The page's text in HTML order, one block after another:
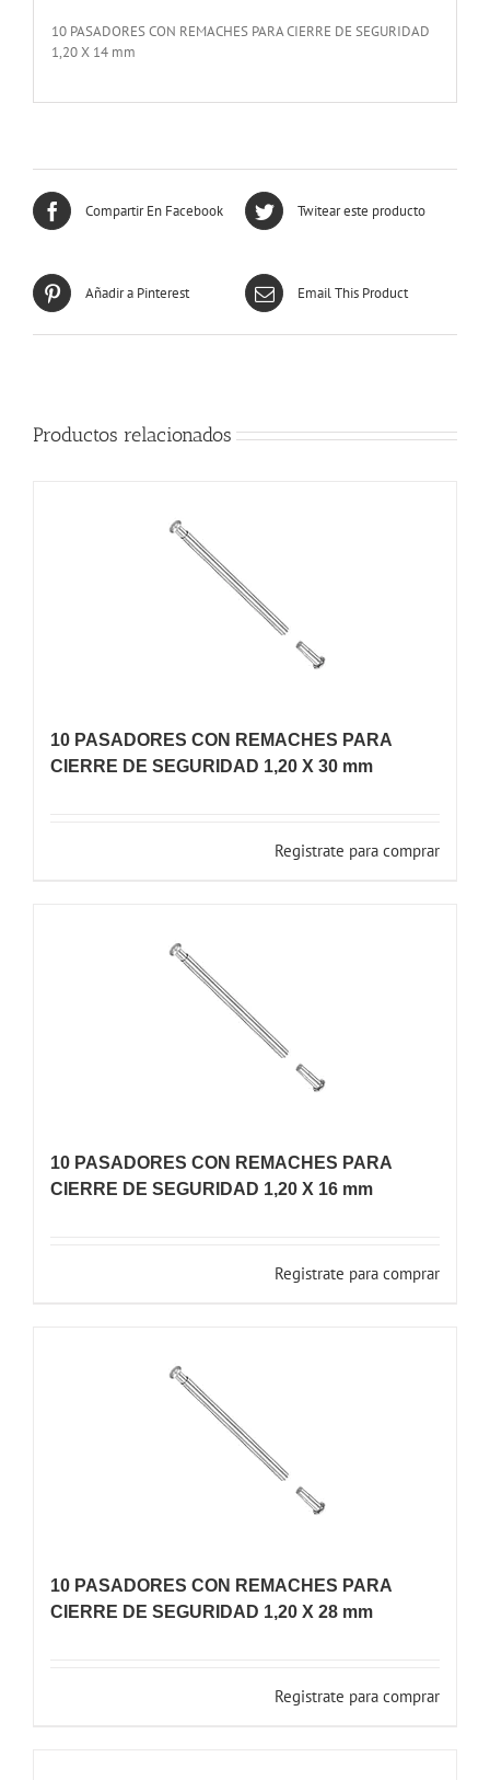
10 PASADORES CON REMACHES PARA CIERRE DE SEGURIDAD
1,20 X 14 mm
Compartir En Facebook Twitear este producto
Añadir a Pinterest Email This Product
Productos relacionados
10 PASADORES CON REMACHES PARA
CIERRE DE SEGURIDAD 1,20 X 30 mm
Registrate para comprar
10 PASADORES CON REMACHES PARA
CIERRE DE SEGURIDAD 1,20 X 16 mm
Registrate para comprar
10 PASADORES CON REMACHES PARA
CIERRE DE SEGURIDAD 1,20 X 28 mm
Registrate para comprar